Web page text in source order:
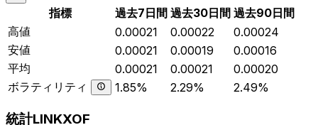
指標 過去7日間 過去30日間 過去90日間
高値
0.00021 0.00022
0.00024
安値
0.00021 0.00019
0.00016
平均
0.00021 0.00021
0.00020
ボラティリティ
1.85% 2.29% 2.49%
統計LINKXOF